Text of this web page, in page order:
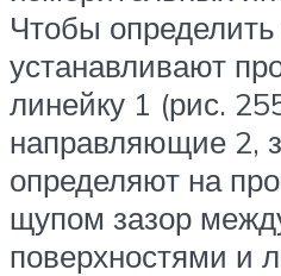
Чтобы определить
устанавливают
линейку 1 (рис.
направляющие 2,
определяют на
щупом зазор
поверхностями и